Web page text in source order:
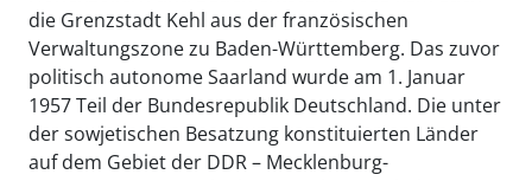
die Grenzstadt Kehl aus der französischen
Verwaltungszone zu Baden-Württemberg. Das zuvor
politisch autonome Saarland wurde am 1. Januar
1957 Teil der Bundesrepublik Deutschland. Die unter
der sowjetischen Besatzung konstituierten Länder
auf dem Gebiet der DDR – Mecklenburg-